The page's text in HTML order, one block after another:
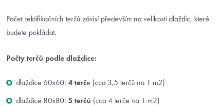
Počet rektifikačních terčů závisí především na velikosti dlaždic, které
budete pokládat.
Počty terčů podle dlaždice:
dlaždice 60x60: 4 terče (cca 3,5 terčů na 1 m2)
dlaždice 80x80: 5 terčů (cca 4 terče na 1 m2)